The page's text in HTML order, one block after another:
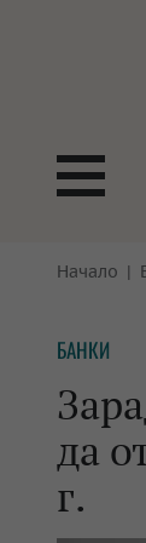
БОРСИ
КРИПТО
БАНКИ
ПАРИТЕ
Начало
БАНКИ
да
г.